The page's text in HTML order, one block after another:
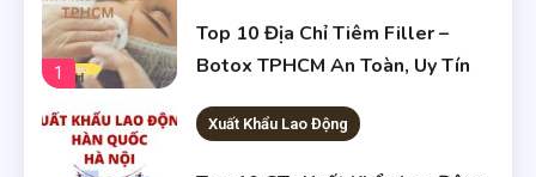
1
Top 10 Địa Chỉ Tiêm Filler –
Botox TPHCM An Toàn, Uy Tín
Xuất Khẩu Lao Động